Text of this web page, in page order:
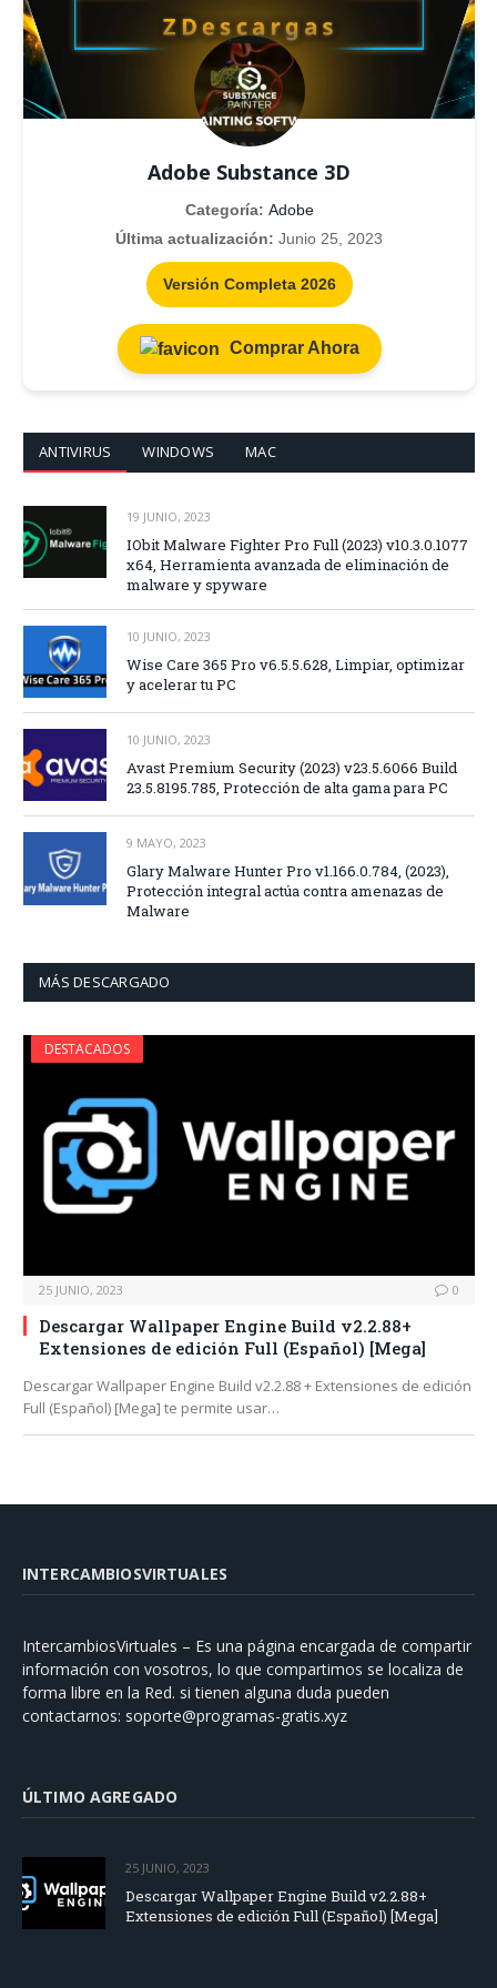
Adobe Substance 3D
Categoría: Adobe
Última actualización: Junio 25, 2023
Versión Completa 2026
Comprar Ahora
ANTIVIRUS WINDOWS MAC
19 JUNIO, 2023
IObit Malware Fighter Pro Full (2023) v10.3.0.1077
x64, Herramienta avanzada de eliminación de
malware y spyware
10 JUNIO, 2023
Wise Care 365 Pro v6.5.5.628, Limpiar, optimizar
y acelerar tu PC
10 JUNIO, 2023
Avast Premium Security (2023) v23.5.6066 Build
23.5.8195.785, Protección de alta gama para PC
9 MAYO, 2023
Glary Malware Hunter Pro v1.166.0.784, (2023),
Protección integral actúa contra amenazas de
Malware
MÁS DESCARGADO
DESTACADOS
25 JUNIO, 2023 0
Descargar Wallpaper Engine Build v2.2.88+
Extensiones de edición Full (Español) [Mega]
Descargar Wallpaper Engine Build v2.2.88 + Extensiones de edición
Full (Español) [Mega] te permite usar…
INTERCAMBIOSVIRTUALES
IntercambiosVirtuales – Es una página encargada de compartir
información con vosotros, lo que compartimos se localiza de
forma libre en la Red. si tienen alguna duda pueden
contactarnos: soporte@programas-gratis.xyz
ÚLTIMO AGREGADO
25 JUNIO, 2023
Descargar Wallpaper Engine Build v2.2.88+
Extensiones de edición Full (Español) [Mega]